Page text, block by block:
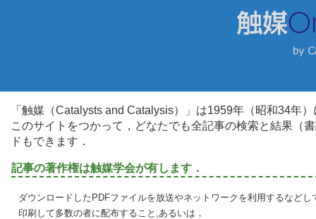
「触媒（Catalysts and Catalysis）」は1959年（昭和34年
このサイトをつかって，どなたでも全記事の検索と結果（
ドもできます．
記事の著作権は触媒学会が有します．
ダウンロードしたPDFファイルを放送やネットワークを利用するなど
印刷して多数の者に配布すること,あるいは，